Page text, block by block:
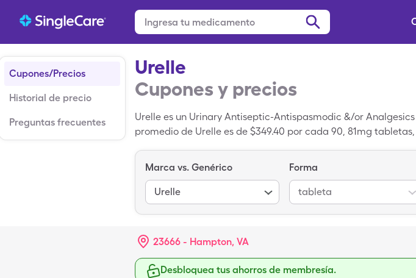
Cupones/Precios
Historial de precio
Preguntas frecuentes
Urelle
Cupones y precios
Urelle es un Urinary Antiseptic-Antispasmodic &/or
promedio de Urelle es de $349.40 por cada 90, 81mg
que es igual a Methenamine-Hyosc-Methylene Blue-Sod
Marca vs. Genérico
Urelle
Forma
tableta
23666 - Hampton, VA
Desbloquea tus ahorros de membresía.